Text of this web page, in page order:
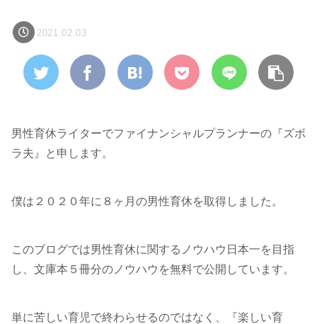
2021.02.03
男性育休ライターでファイナンシャルプランナーの『ズボ
ラ夫』と申します。
僕は２０２０年に８ヶ月の男性育休を取得しました。
このブログでは男性育休に関するノウハウ日本一を目指
し、文庫本５冊分のノウハウを無料で公開しています。
単に苦しい育児で終わらせるのではなく、『楽しい育